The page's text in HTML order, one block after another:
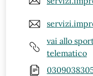
vai allo
telematico